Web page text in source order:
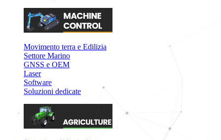
Movimento terra e Edilizia
Settore Marino
GNSS e OEM
Laser
Software
Soluzioni dedicate